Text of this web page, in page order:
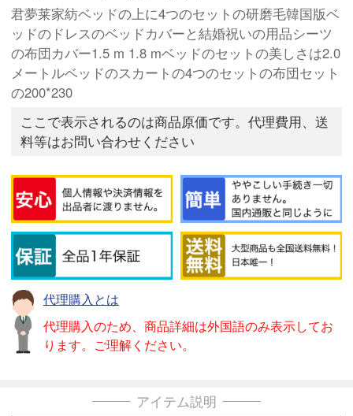
君夢莱家紡ベッドの上に4つのセットの研磨毛韓国版ベ
ッドのドレスのベッドカバーと結婚祝いの用品シーツ
の布団カバー1.5 m 1.8 mベッドのセットの美しさは2.0
メートルベッドのスカートの4つのセットの布団セット
の200*230
ここで表示されるのは商品原価です。代理費用、送
料等はお問い合わせください
代理購入とは
代理購入のため、商品詳細は外国語のみ表示してお
ります。ご理解ください。
アイテム説明